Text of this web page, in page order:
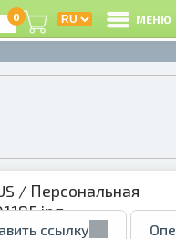
0 МЕНЮ
/ Персональная
ссылку